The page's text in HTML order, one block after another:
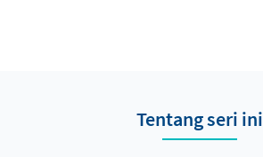
Tentang seri ini